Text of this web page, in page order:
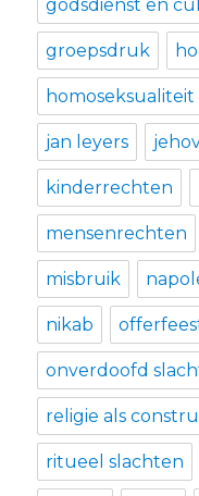
godsdienst en
groepsdruk
homoseksualiteit
jan leyers
kinderrechten
mensenrechten
misbruik
nikab
onverdoofd
religie als
ritueel slachten